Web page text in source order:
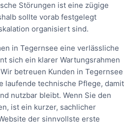
Störungen ist eine zügige
sollte vorab festgelegt
organisiert sind.
in Tegernsee eine verlässliche
sich ein klarer Wartungsrahmen
betreuen Kunden in Tegernsee
laufende technische Pflege, damit
nutzbar bleibt. Wenn Sie den
ist ein kurzer, sachlicher
der sinnvollste erste